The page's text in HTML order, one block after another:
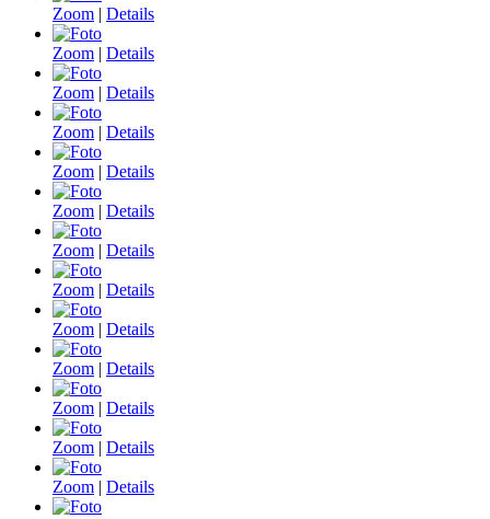
Zoom | Details
Zoom | Details
Zoom | Details
Zoom | Details
Zoom | Details
Zoom | Details
Zoom | Details
Zoom | Details
Zoom | Details
Zoom | Details
Zoom | Details
Zoom | Details
Zoom | Details